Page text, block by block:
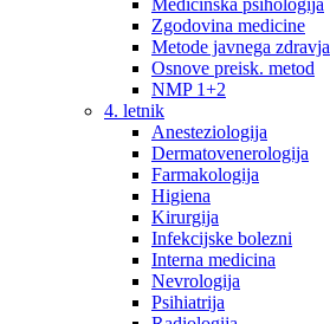
Medicinska psihologija
Zgodovina medicine
Metode javnega zdravja
Osnove preisk. metod
NMP 1+2
4. letnik
Anesteziologija
Dermatovenerologija
Farmakologija
Higiena
Kirurgija
Infekcijske bolezni
Interna medicina
Nevrologija
Psihiatrija